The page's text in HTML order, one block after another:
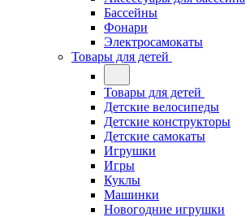
Бассейны
Фонари
Электросамокаты
Товары для детей
Товары для детей
Детские велосипеды
Детские конструкторы
Детские самокаты
Игрушки
Игры
Куклы
Машинки
Новогодние игрушки